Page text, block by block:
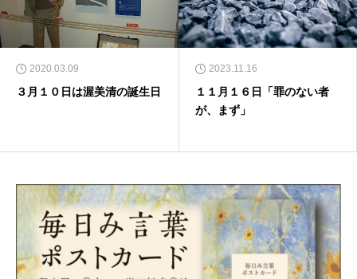
2020.03.09
３月１０日は渥美清の誕生日
2023.11.16
１１月１６日「罪のない者
が、まず」